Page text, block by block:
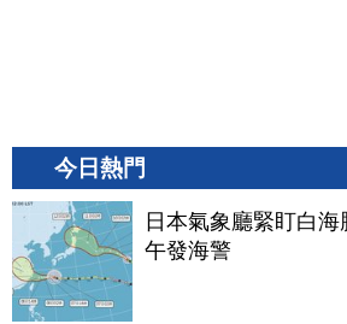
今日熱門
日本氣象廳緊盯白
午發海警